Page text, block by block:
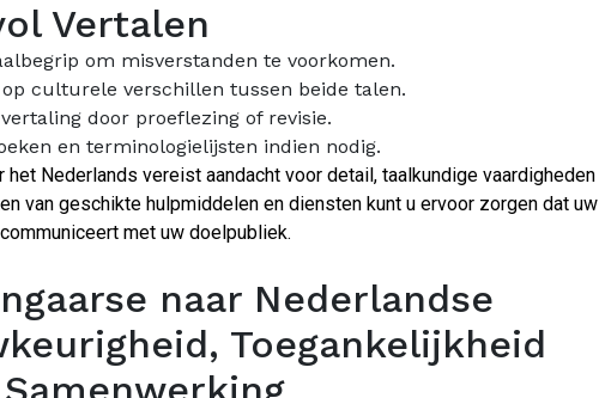
Vertalen
om misverstanden te voorkomen.
culturele verschillen tussen beide talen.
door proeflezing of revisie.
en terminologielijsten indien nodig.
het Nederlands vereist aandacht voor detail, taalkundige vaardigheden
van geschikte hulpmiddelen en diensten kunt u ervoor zorgen dat uw
met uw doelpubliek.
naar Nederlandse
Toegankelijkheid